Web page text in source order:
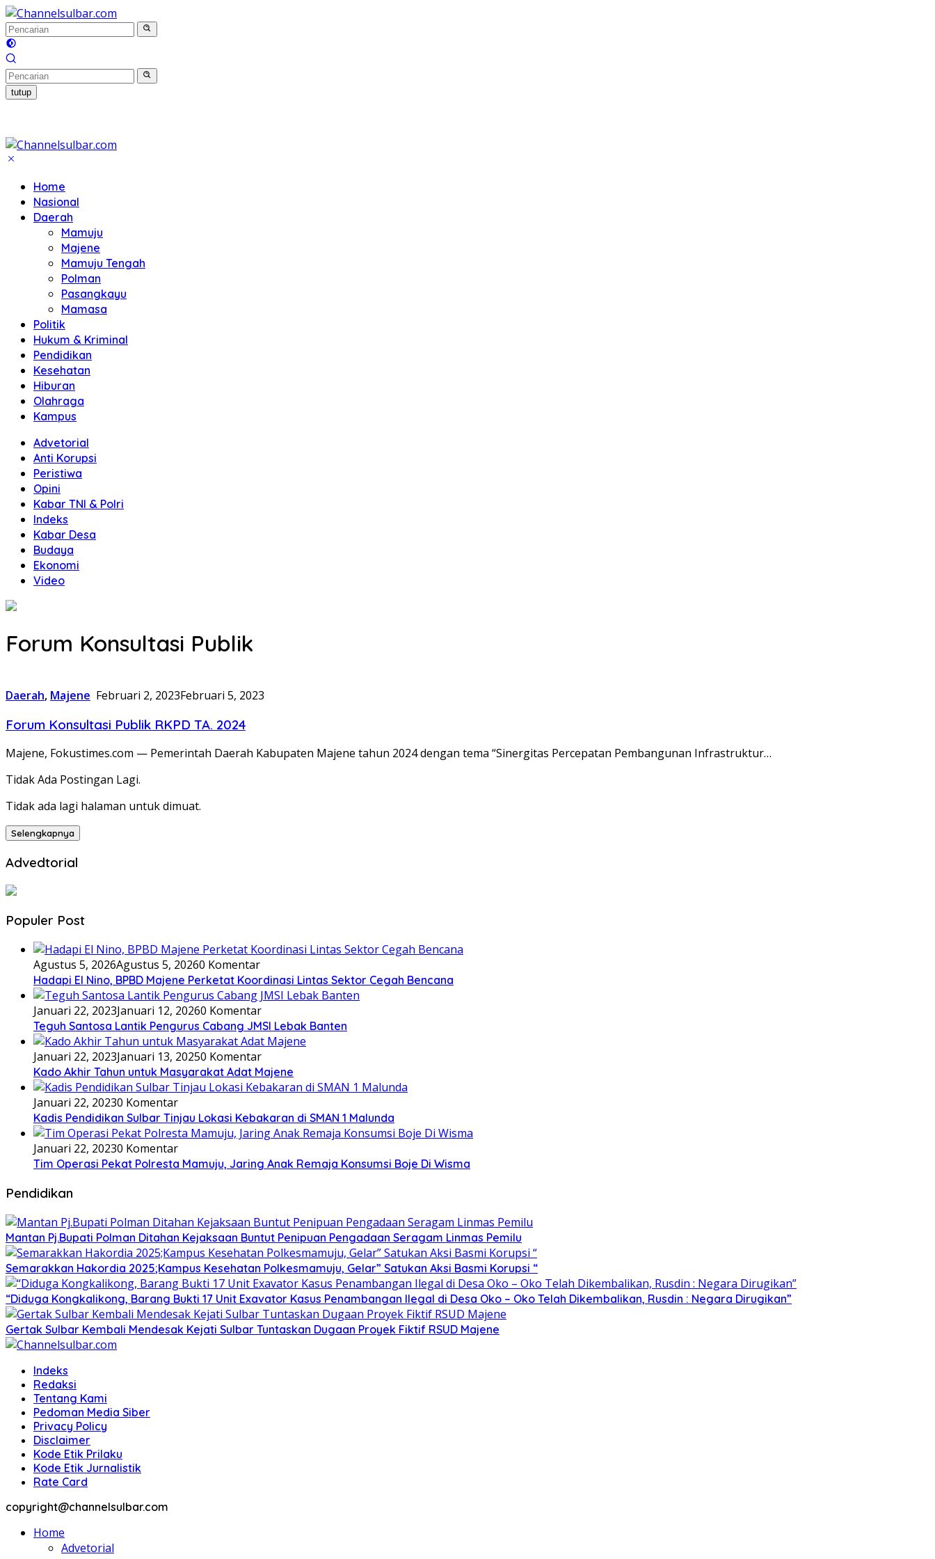
Langsung
ke
konten
tutup
Home
Nasional
Daerah
Mamuju
Majene
Mamuju Tengah
Polman
Pasangkayu
Mamasa
Politik
Hukum & Kriminal
Pendidikan
Kesehatan
Hiburan
Olahraga
Kampus
Advetorial
Anti Korupsi
Peristiwa
Opini
Kabar TNI & Polri
Indeks
Kabar Desa
Budaya
Ekonomi
Video
Forum Konsultasi Publik
Daerah, Majene Februari 2, 2023Februari 5, 2023
Forum Konsultasi Publik RKPD TA. 2024
Majene, Fokustimes.com — Pemerintah Daerah Kabupaten Majene tahun 2024 dengan tema “Sinergitas Percepatan Pembangunan Infrastruktur…
Tidak Ada Postingan Lagi.
Tidak ada lagi halaman untuk dimuat.
Selengkapnya
Advedtorial
Populer Post
Agustus 5, 2026Agustus 5, 20260 Komentar
Hadapi El Nino, BPBD Majene Perketat Koordinasi Lintas Sektor Cegah Bencana
Januari 22, 2023Januari 12, 20260 Komentar
Teguh Santosa Lantik Pengurus Cabang JMSI Lebak Banten
Januari 22, 2023Januari 13, 20250 Komentar
Kado Akhir Tahun untuk Masyarakat Adat Majene
Januari 22, 20230 Komentar
Kadis Pendidikan Sulbar Tinjau Lokasi Kebakaran di SMAN 1 Malunda
Januari 22, 20230 Komentar
Tim Operasi Pekat Polresta Mamuju, Jaring Anak Remaja Konsumsi Boje Di Wisma
Pendidikan
Mantan Pj.Bupati Polman Ditahan Kejaksaan Buntut Penipuan Pengadaan Seragam Linmas Pemilu
Semarakkan Hakordia 2025;Kampus Kesehatan Polkesmamuju, Gelar” Satukan Aksi Basmi Korupsi “
“Diduga Kongkalikong, Barang Bukti 17 Unit Exavator Kasus Penambangan Ilegal di Desa Oko – Oko Telah Dikembalikan, Rusdin : Negara Dirugikan”
Gertak Sulbar Kembali Mendesak Kejati Sulbar Tuntaskan Dugaan Proyek Fiktif RSUD Majene
Indeks
Redaksi
Tentang Kami
Pedoman Media Siber
Privacy Policy
Disclaimer
Kode Etik Prilaku
Kode Etik Jurnalistik
Rate Card
copyright@channelsulbar.com
Home
Advetorial